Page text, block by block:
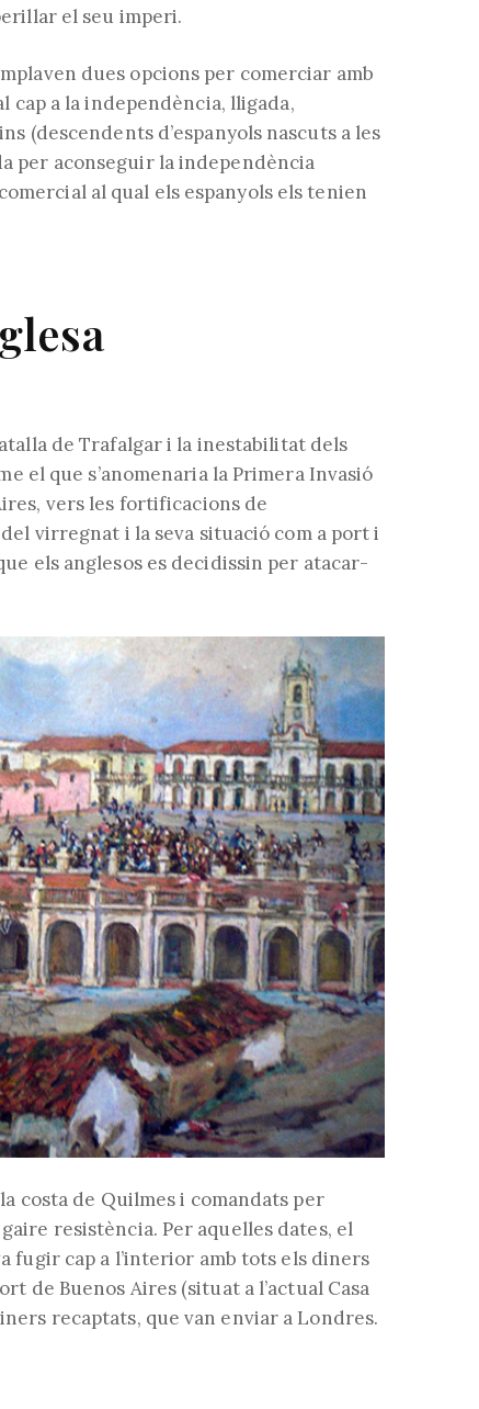
el seu imperi.
dues opcions per comerciar amb
cap a la independència, lligada,
(descendents d’espanyols nascuts a les
per aconseguir la independència
al qual els espanyols els tenien
de Trafalgar i la inestabilitat dels
el que s’anomenaria la Primera Invasió
vers les fortificacions de
virregnat i la seva situació com a port i
els anglesos es decidissin per atacar-
costa de Quilmes i comandats per
resistència. Per aquelles dates, el
fugir cap a l’interior amb tots els diners
de Buenos Aires (situat a l’actual Casa
recaptats, que van enviar a Londres.